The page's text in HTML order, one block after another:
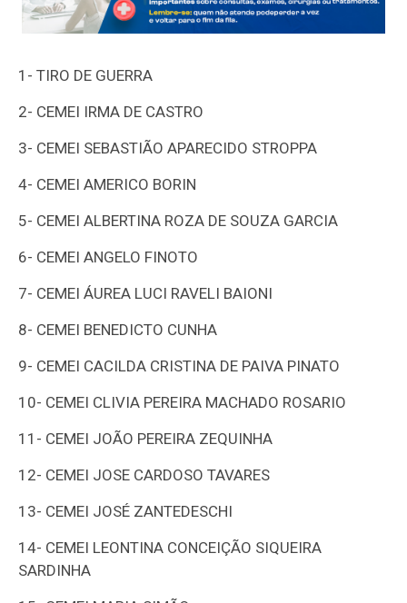
1- TIRO DE GUERRA
2- CEMEI IRMA DE CASTRO
3- CEMEI SEBASTIÃO APARECIDO STROPPA
4- CEMEI AMERICO BORIN
5- CEMEI ALBERTINA ROZA DE SOUZA GARCIA
6- CEMEI ANGELO FINOTO
7- CEMEI ÁUREA LUCI RAVELI BAIONI
8- CEMEI BENEDICTO CUNHA
9- CEMEI CACILDA CRISTINA DE PAIVA PINATO
10- CEMEI CLIVIA PEREIRA MACHADO ROSARIO
11- CEMEI JOÃO PEREIRA ZEQUINHA
12- CEMEI JOSE CARDOSO TAVARES
13- CEMEI JOSÉ ZANTEDESCHI
14- CEMEI LEONTINA CONCEIÇÃO SIQUEIRA
SARDINHA